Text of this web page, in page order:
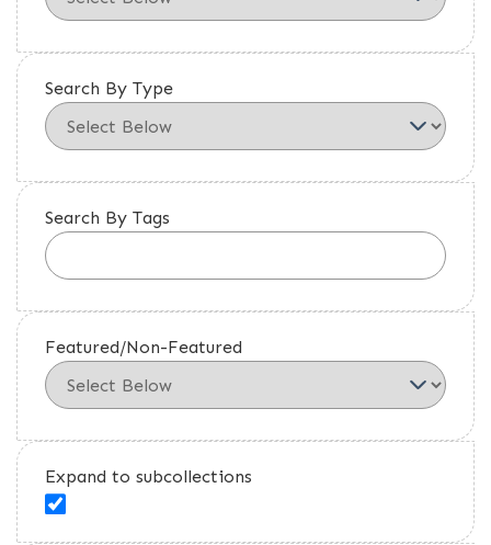
Search By Type
Search By Tags
Featured/Non-Featured
Expand to subcollections